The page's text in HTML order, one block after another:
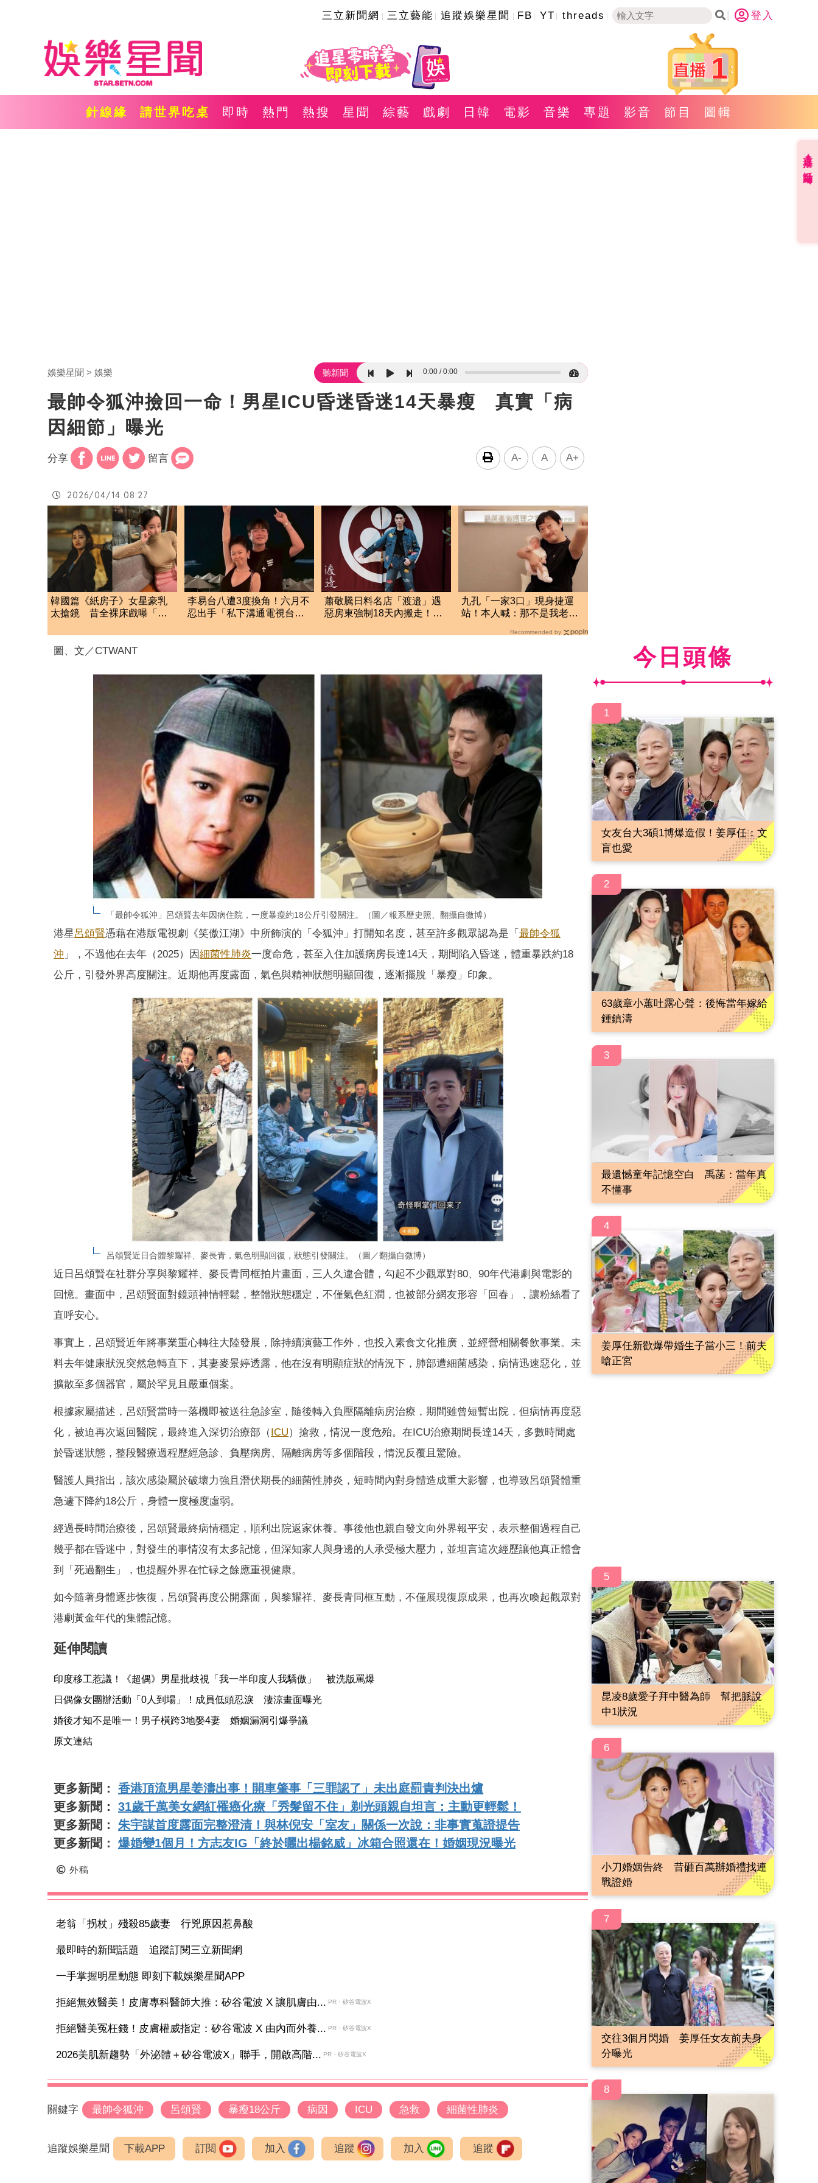
三立新聞網 三立藝能 追蹤娛樂星聞 FB YT threads 登入
1
針線緣 請世界吃桌 即時 熱門 熱搜 星聞 綜藝 戲劇 日韓 電影 音樂 專題 影音 節目 圖輯
娛樂星聞 娛樂 聽新聞 0:00 0:00
最帥令狐沖撿回一命！男星ICU昏迷昏迷14天暴瘦 真實「病
因細節」曝光
分享 留言 A- A A+
2026/04/14 08:27
韓國篇《紙房子》女星豪乳
太搶鏡 昔全裸床戲曝「竟
李易台八遭3度換角！六月不
忍出手「私下溝通電視台」
蕭敬騰日料名店「渡邉」遇
惡房東強制18天內搬走！逼
九孔「一家3口」現身捷運
站！本人喊：那不是我老
Recommended by
圖、文／CTWANT
「最帥令狐沖」呂頌賢去年因病住院，一度暴瘦約18公斤引發關注。（圖／報系歷史照、翻攝自微博）
港星呂頌賢憑藉在港版電視劇《笑傲江湖》中所飾演的「令狐沖」打開知名度，甚至許多觀眾認為是「 最帥令狐
沖 」，不過他在去年（2025）因細菌性肺炎一度命危，甚至入住加護病房長達14天，期間陷入昏迷，體重暴跌約18
公斤，引發外界高度關注。近期他再度露面，氣色與精神狀態明顯回復，逐漸擺脫「暴瘦」印象。
呂頌賢近日合體黎耀祥、麥長青，氣色明顯回復，狀態引發關注。（圖／翻攝自微博）
近日呂頌賢在社群分享與黎耀祥、麥長青同框拍片畫面，三人久違合體，勾起不少觀眾對80、90年代港劇與電影的
回憶。畫面中，呂頌賢面對鏡頭神情輕鬆，整體狀態穩定，不僅氣色紅潤，也被部分網友形容「回春」，讓粉絲看了
直呼安心。
事實上，呂頌賢近年將事業重心轉往大陸發展，除持續演藝工作外，也投入素食文化推廣，並經營相關餐飲事業。未
料去年健康狀況突然急轉直下，其妻麥景婷透露，他在沒有明顯症狀的情況下，肺部遭細菌感染，病情迅速惡化，並
擴散至多個器官，屬於罕見且嚴重個案。
根據家屬描述，呂頌賢當時一落機即被送往急診室，隨後轉入負壓隔離病房治療，期間雖曾短暫出院，但病情再度惡
化，被迫再次返回醫院，最終進入深切治療部（ ICU）搶救，情況一度危殆。在ICU治療期間長達14天，多數時間處
於昏迷狀態，整段醫療過程歷經急診、負壓病房、隔離病房等多個階段，情況反覆且驚險。
醫護人員指出，該次感染屬於破壞力強且潛伏期長的細菌性肺炎，短時間內對身體造成重大影響，也導致呂頌賢體重
急遽下降約18公斤，身體一度極度虛弱。
經過長時間治療後，呂頌賢最終病情穩定，順利出院返家休養。事後他也親自發文向外界報平安，表示整個過程自己
幾乎都在昏迷中，對發生的事情沒有太多記憶，但深知家人與身邊的人承受極大壓力，並坦言這次經歷讓他真正體會
到「死過翻生」，也提醒外界在忙碌之餘應重視健康。
如今隨著身體逐步恢復，呂頌賢再度公開露面，與黎耀祥、麥長青同框互動，不僅展現復原成果，也再次喚起觀眾對
港劇黃金年代的集體記憶。
延伸閱讀
印度移工惹議！《超偶》男星批歧視「我一半印度人我驕傲」 被洗版罵爆
日偶像女團辦活動「0人到場」！成員低頭忍淚 淒涼畫面曝光
婚後才知不是唯一！男子橫跨3地娶4妻 婚姻漏洞引爆爭議
原文連結
更多新聞： 香港頂流男星姜濤出事！開車肇事「三罪認了」未出庭罰責判決出爐
更多新聞： 31歲千萬美女網紅罹癌化療「秀髮留不住」剃光頭親自坦言：主動更輕鬆！
更多新聞： 朱宇謀首度露面完整澄清！與林倪安「室友」關係一次說：非事實蒐證提告
更多新聞： 爆婚變1個月！方志友IG「終於曬出楊銘威」冰箱合照還在！婚姻現況曝光
外稿
老翁「拐杖」殘殺85歲妻 行兇原因惹鼻酸
最即時的新聞話題 追蹤訂閱三立新聞網
一手掌握明星動態 即刻下載娛樂星聞APP
拒絕無效醫美！皮膚專科醫師大推：矽谷電波 X 讓肌膚由... PR・矽谷電波X
拒絕醫美冤枉錢！皮膚權威指定：矽谷電波 X 由內而外養... PR・矽谷電波X
2026美肌新趨勢「外泌體＋矽谷電波X」聯手，開啟高階... PR・矽谷電波X
關鍵字 最帥令狐沖 呂頌賢 暴瘦18公斤 病因 ICU 急救 細菌性肺炎
追蹤娛樂星聞 下載APP 訂閱 加入 追蹤 加入 追蹤
今日頭條
1
女友台大3碩1博爆造假！姜厚任：文
盲也愛
2
63歲章小蕙吐露心聲：後悔當年嫁給
鍾鎮濤
3
最遺憾童年記憶空白 禹菡：當年真
不懂事
4
姜厚任新歡爆帶婚生子當小三！前夫
嗆正宮
5
昆凌8歲愛子拜中醫為師 幫把脈說
中1狀況
6
小刀婚姻告終 昔砸百萬辦婚禮找連
戰證婚
7
交往3個月閃婚 姜厚任女友前夫身
分曝光
8
直播✦活動